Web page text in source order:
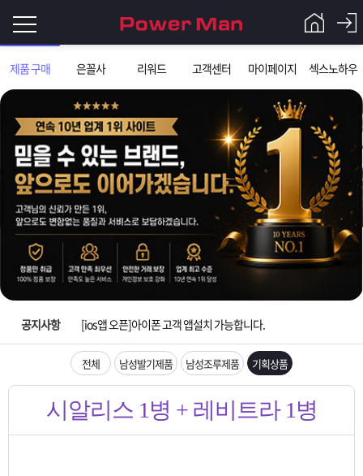
제품 구매 은꼴사 리워드 고객센터 마이페이지 섹스노하우
그
인
이
필
요
니
로
Q&A
파
워
맨
제
품
은
공지사항
입금확인이 안되는 상황을 대비해 꼭 입금후 고객센터 연락바랍니다.
[2026구정 연휴]설 연휴 배송 및 휴무 안내
[ios앱 오픈]아이폰 고객 앱설치 가능합니다.
[무인택배함 이용 안내] 집 밖에 주소로 택배 받기
전체 남성발기제품 남성조루제품 기획상품
시알리스 1병 + 레비트라 1병